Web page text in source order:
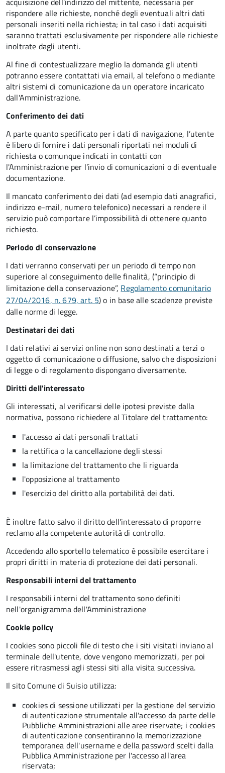
rispondere alle richieste, nonché degli eventuali altri dati
personali inseriti nella richiesta; in tal caso i dati acquisiti
saranno trattati esclusivamente per rispondere alle richieste
inoltrate dagli utenti.
Al fine di contestualizzare meglio la domanda gli utenti
potranno essere contattati via email, al telefono o mediante
altri sistemi di comunicazione da un operatore incaricato
dall'Amministrazione.
Conferimento dei dati
A parte quanto specificato per i dati di navigazione, l’utente
è libero di fornire i dati personali riportati nei moduli di
richiesta o comunque indicati in contatti con
l'Amministrazione per l’invio di comunicazioni o di eventuale
documentazione.
Il mancato conferimento dei dati (ad esempio dati anagrafici,
indirizzo e-mail, numero telefonico) necessari a rendere il
servizio può comportare l’impossibilità di ottenere quanto
richiesto.
Periodo di conservazione
I dati verranno conservati per un periodo di tempo non
superiore al conseguimento delle finalità, (“principio di
limitazione della conservazione”, Regolamento comunitario
27/04/2016, n. 679, art. 5) o in base alle scadenze previste
dalle norme di legge.
Destinatari dei dati
I dati relativi ai servizi online non sono destinati a terzi o
oggetto di comunicazione o diffusione, salvo che disposizioni
di legge o di regolamento dispongano diversamente.
Diritti dell'interessato
Gli interessati, al verificarsi delle ipotesi previste dalla
normativa, possono richiedere al Titolare del trattamento:
l'accesso ai dati personali trattati
la rettifica o la cancellazione degli stessi
la limitazione del trattamento che li riguarda
l'opposizione al trattamento
l'esercizio del diritto alla portabilità dei dati.
È inoltre fatto salvo il diritto dell'interessato di proporre
reclamo alla competente autorità di controllo.
Accedendo allo sportello telematico è possibile esercitare i
propri diritti in materia di protezione dei dati personali.
Responsabili interni del trattamento
I responsabili interni del trattamento sono definiti
nell'organigramma dell'Amministrazione
Cookie policy
I cookies sono piccoli file di testo che i siti visitati inviano al
terminale dell'utente, dove vengono memorizzati, per poi
essere ritrasmessi agli stessi siti alla visita successiva.
Il sito Comune di Suisio utilizza:
cookies di sessione utilizzati per la gestione del servizio
di autenticazione strumentale all'accesso da parte delle
Pubbliche Amministrazioni alle aree riservate; i cookies
di autenticazione consentiranno la memorizzazione
temporanea dell'username e della password scelti dalla
Pubblica Amministrazione per l'accesso all'area
riservata;